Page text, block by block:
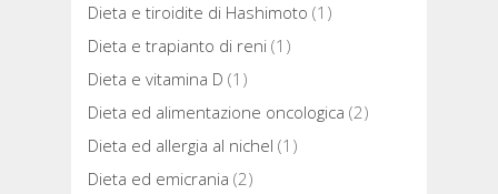
Dieta e tiroidite di Hashimoto (1)
Dieta e trapianto di reni (1)
Dieta e vitamina D (1)
Dieta ed alimentazione oncologica (2)
Dieta ed allergia al nichel (1)
Dieta ed emicrania (2)